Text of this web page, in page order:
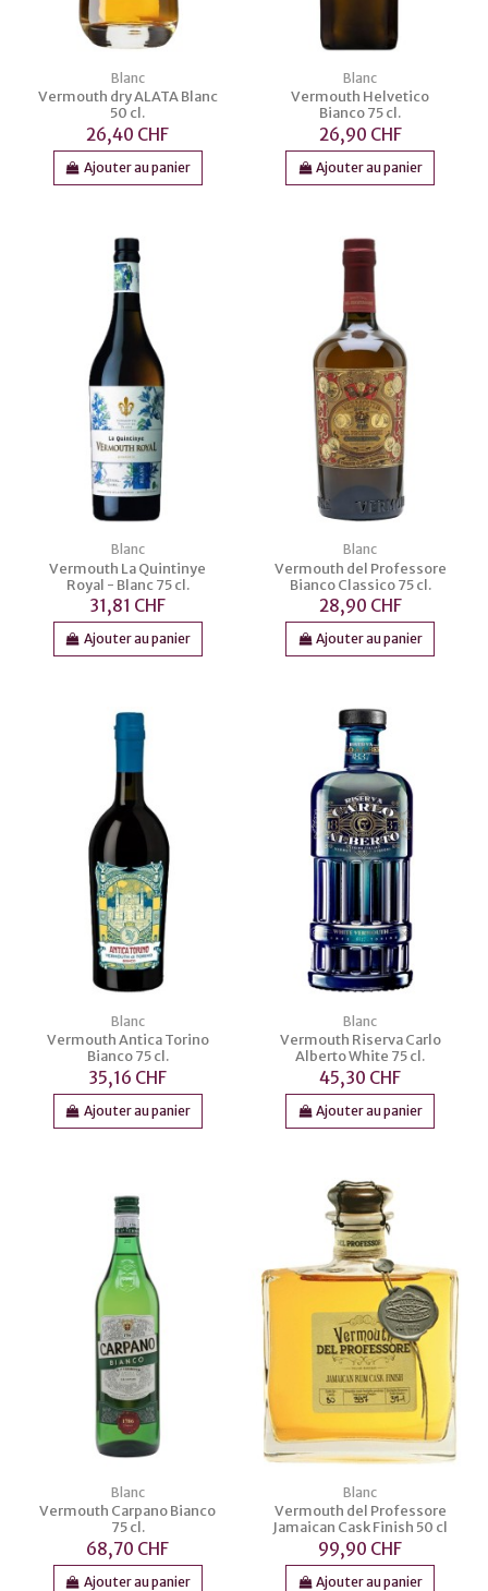
Blanc
Vermouth dry ALATA Blanc
50 cl.
26,40 CHF
Ajouter au panier
Blanc
Vermouth Helvetico
Bianco 75 cl.
26,90 CHF
Ajouter au panier
Blanc
Vermouth La Quintinye
Royal - Blanc 75 cl.
31,81 CHF
Ajouter au panier
Blanc
Vermouth del Professore
Bianco Classico 75 cl.
28,90 CHF
Ajouter au panier
Blanc
Vermouth Antica Torino
Bianco 75 cl.
35,16 CHF
Ajouter au panier
Blanc
Vermouth Riserva Carlo
Alberto White 75 cl.
45,30 CHF
Ajouter au panier
Blanc
Vermouth Carpano Bianco
75 cl.
68,70 CHF
Ajouter au panier
Blanc
Vermouth del Professore
Jamaican Cask Finish 50 cl
99,90 CHF
Ajouter au panier